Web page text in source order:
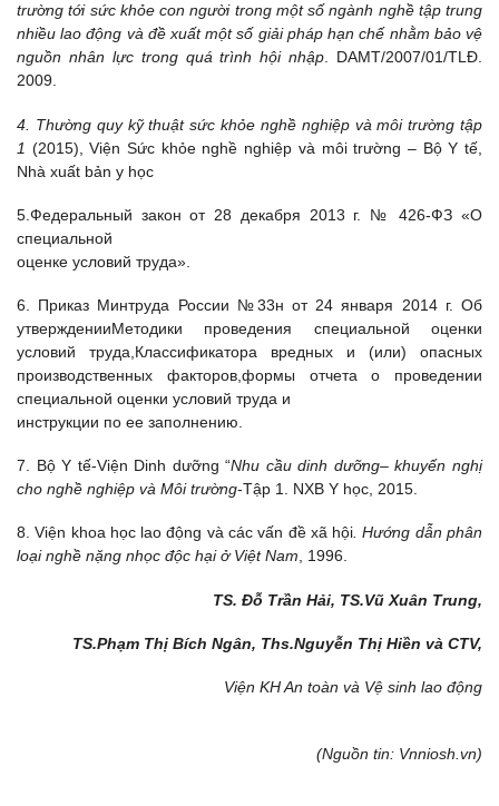
trường tới sức khỏe con người trong một số ngành nghề tập trung
nhiều lao động và đề xuất một số giải pháp hạn chế nhằm bảo vệ
nguồn nhân lực trong quá trình hội nhập. DAMT/2007/01/TLĐ.
2009.
4. Thường quy kỹ thuật sức khỏe nghề nghiệp và môi trường tập
1 (2015), Viện Sức khỏe nghề nghiệp và môi trường – Bộ Y tế,
Nhà xuất bản y học
5.Федеральный закон от 28 декабря 2013 г. № 426-ФЗ «О
специальной
оценке условий труда».
6. Приказ Минтруда России №33н от 24 января 2014 г. Об
утвержденииМетодики проведения специальной оценки
условий труда,Классификатора вредных и (или) опасных
производственных факторов,формы отчета о проведении
специальной оценки условий труда и
инструкции по ее заполнению.
7. Bộ Y tế-Viện Dinh dưỡng “Nhu cầu dinh dưỡng–khuyến nghị
cho nghề nghiệp và Môi trường-Tập 1. NXB Y học, 2015.
8. Viện khoa học lao động và các vấn đề xã hội. Hướng dẫn phân
loại nghề nặng nhọc độc hại ở Việt Nam, 1996.
TS. Đỗ Trần Hải, TS.Vũ Xuân Trung,
TS.Phạm Thị Bích Ngân, Ths.Nguyễn Thị Hiền và CTV,
Viện KH An toàn và Vệ sinh lao động
(Nguồn tin: Vnniosh.vn)